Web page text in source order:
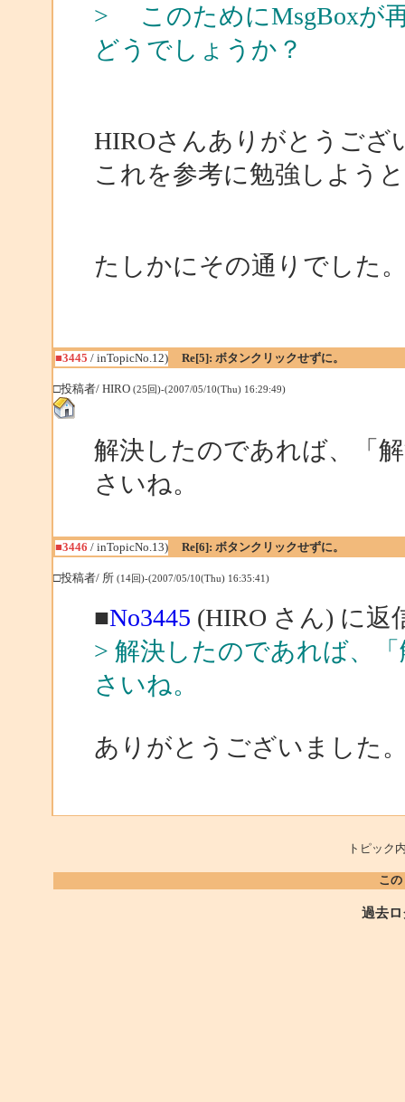
> このためにMsgBoxが
どうでしょうか？
HIROさんありがとうござ
これを参考に勉強しよう
たしかにその通りでした
■3445 / inTopicNo.12) Re[5]: ボタンクリックせずに。
□投稿者/ HIRO (25回)-(2007/05/10(Thu) 16:29:49)
解決したのであれば、「
さいね。
■3446 / inTopicNo.13) Re[6]: ボタンクリックせずに。
□投稿者/ 所 (14回)-(2007/05/10(Thu) 16:35:41)
■No3445 (HIRO さん) に返
> 解決したのであれば、
さいね。
ありがとうございました
トピッ
こ
過去